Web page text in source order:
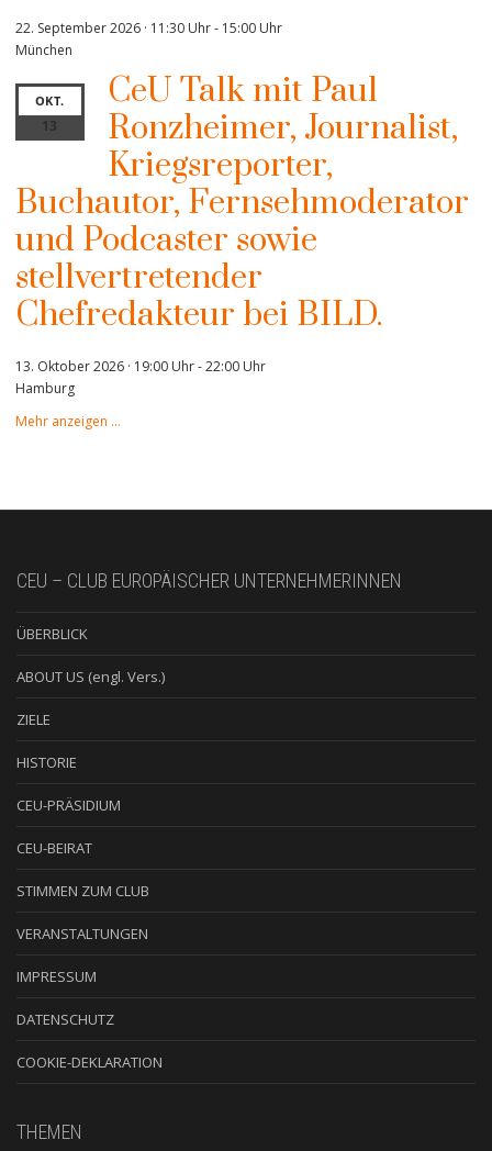
22. September 2026 · 11:30 Uhr- 15:00 Uhr
München
OKT.
13
CeU Talk mit Paul
Ronzheimer, Journalist,
Kriegsreporter,
Buchautor, Fernsehmoderator
und Podcaster sowie
stellvertretender
Chefredakteur bei BILD.
13. Oktober 2026 · 19:00 Uhr-22:00 Uhr
Hamburg
Mehr anzeigen …
CEU – CLUB EUROPÄISCHER UNTERNEHMERINNEN
ÜBERBLICK
ABOUT US (engl. Vers.)
ZIELE
HISTORIE
CEU-PRÄSIDIUM
CEU-BEIRAT
STIMMEN ZUM CLUB
VERANSTALTUNGEN
IMPRESSUM
DATENSCHUTZ
COOKIE-DEKLARATION
THEMEN